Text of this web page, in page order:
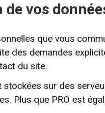
de vos
que vous
des demandes
du site.
stockées sur des
Plus que PRO est